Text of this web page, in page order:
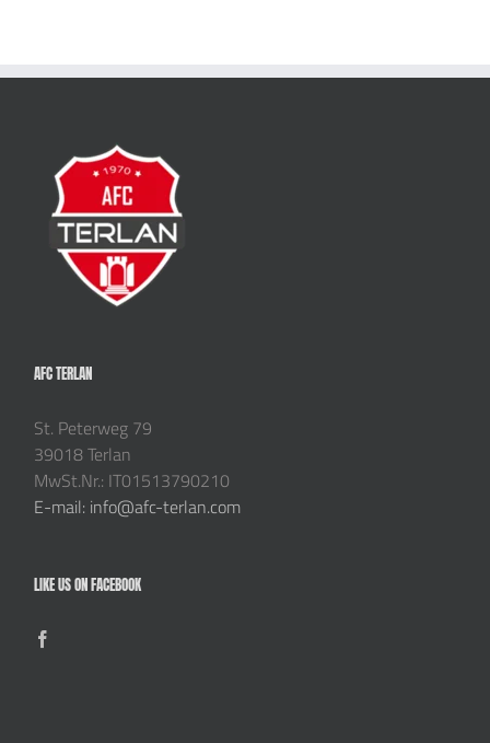
AFC TERLAN
St. Peterweg 79
39018 Terlan
MwSt.Nr.: IT01513790210
E-mail: info@afc-terlan.com
LIKE US ON FACEBOOK